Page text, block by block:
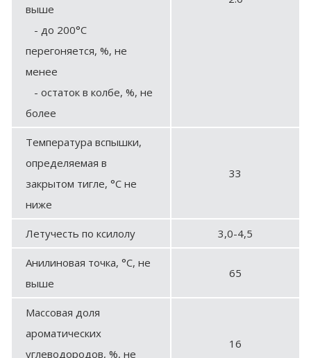
выше
- до 200°С
перегоняется, %, не
менее
- остаток в колбе, %, не
более
Температура вспышки,
определяемая в
закрытом тигле, °С не
ниже
33
Летучесть по ксилолу 3,0-4,5
Анилиновая точка, °С, не
выше
65
Массовая доля
ароматических
углеводородов, %, не
16